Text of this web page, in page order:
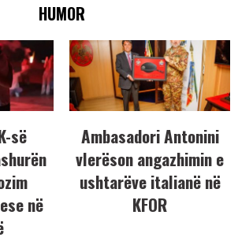
HUMOR
së
në
Ambasadori Antonini
vlerëson angazhimin e
ushtarëve italianë në
KFOR